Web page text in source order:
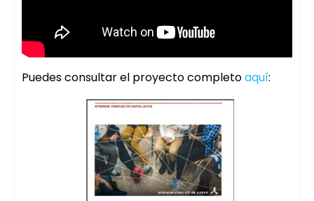
Puedes consultar el proyecto completoaquí: